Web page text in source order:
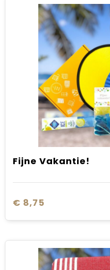
Voetbal, EK en WK
Voor de bouw
Zomergeschenken
Zomerpakketten
Fijne Vakantie!
€ 8,75